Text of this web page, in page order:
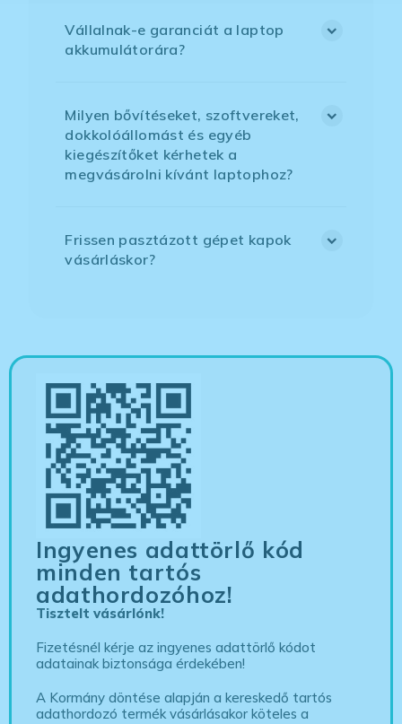
Vállalnak-e garanciát a laptop
akkumulátorára?
Milyen bővítéseket, szoftvereket,
dokkolóállomást és egyéb
kiegészítőket kérhetek a
megvásárolni kívánt laptophoz?
Frissen pasztázott gépet kapok
vásárláskor?
Ingyenes adattörlő kód
minden tartós
adathordozóhoz!
Tisztelt vásárlónk!
Fizetésnél kérje az ingyenes adattörlő kódot
adatainak biztonsága érdekében!
A Kormány döntése alapján a kereskedő tartós
adathordozó termék vásárlásakor köteles a